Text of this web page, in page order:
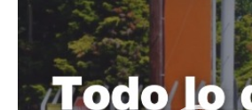
vídeo